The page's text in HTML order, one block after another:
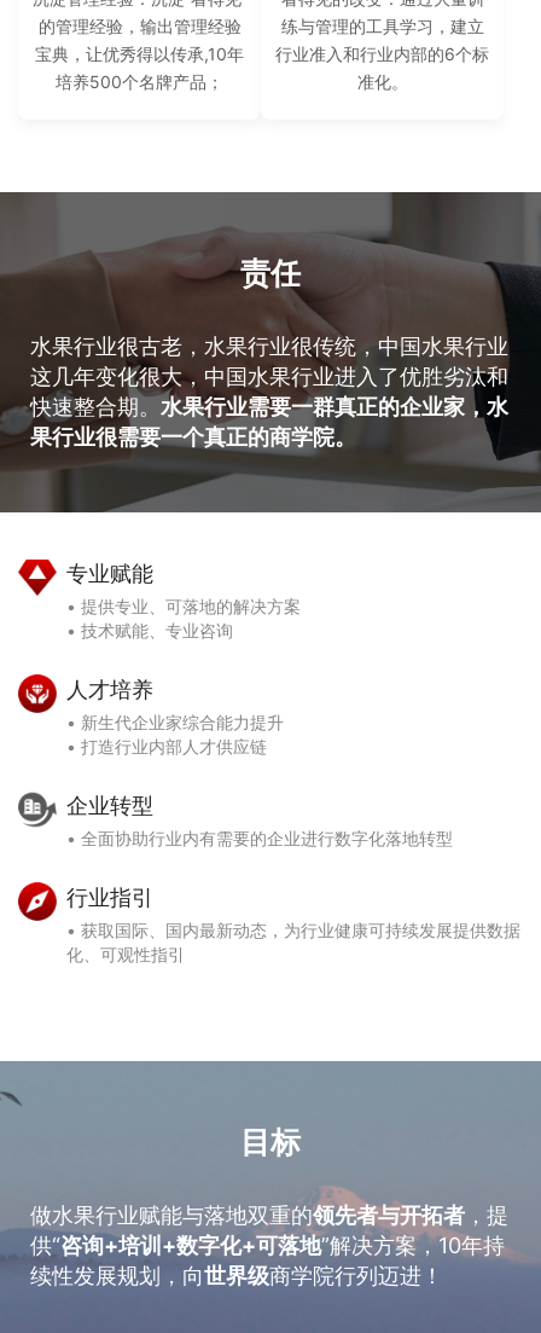
的管理经验，输出管理经验
宝典，让优秀得以传承,10年
培养500个名牌产品；
练与管理的工具学习，建立
行业准入和行业内部的6个标
准化。
责任
水果行业很古老，水果行业很传统，中国水果行业
这几年变化很大，中国水果行业进入了优胜劣汰和
快速整合期。 水果行业需要一群真正的企业家，水
果行业很需要一个真正的商学院。
专业赋能
• 提供专业、可落地的解决方案
• 技术赋能、专业咨询
人才培养
• 新生代企业家综合能力提升
• 打造行业内部人才供应链
企业转型
• 全面协助行业内有需要的企业进行数字化落地转型
行业指引
• 获取国际、国内最新动态，为行业健康可持续发展提供数据
化、可观性指引
目标
做水果行业赋能与落地双重的领先者与开拓者 ，提
供“咨询+培训+数字化+可落地”解决方案，10年持
续性发展规划，向世界级商学院行列迈进！